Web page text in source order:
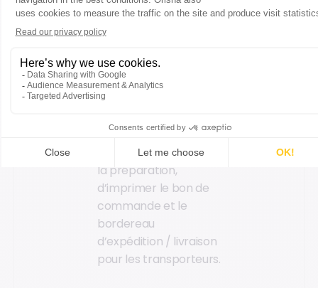
préparateur qui gère
également le
delà du choix de
l’emballage, cette
étape est aussi le
des erreurs en
fonction de la saisie de
la préparation,
d’imprimer le bon de
commande et le
bordereau
d’expédition / livraison
pour les transporteurs.